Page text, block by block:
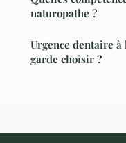
naturopathe ?
Urgence dentaire
garde choisir ?